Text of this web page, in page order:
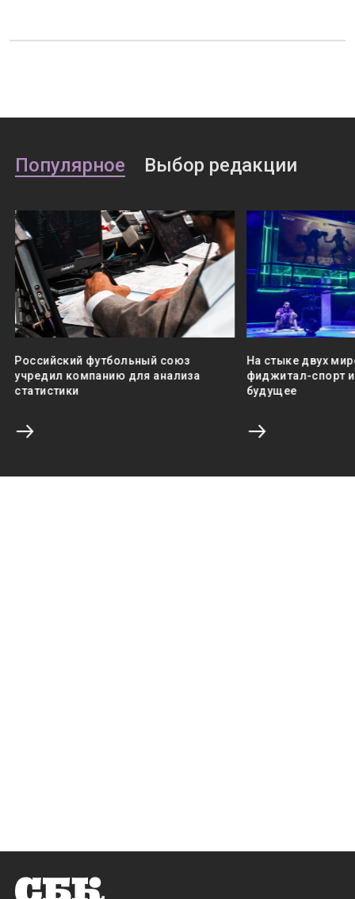
Популярное Выбор редакции
Российский футбольный союз
учредил компанию для анализа
статистики
На стыке двух
фиджитал-спорт
будущее